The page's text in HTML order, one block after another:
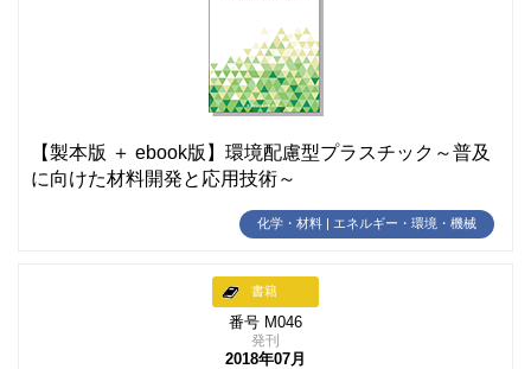
【製本版 ＋ ebook版】環境配慮型プラスチック～普及
に向けた材料開発と応用技術～
化学・材料 | エネルギー・環境・機械
書籍
番号 M046
発刊
2018年07月